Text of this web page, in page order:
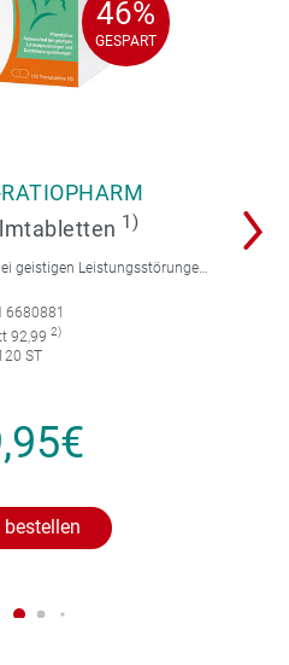
46%
GESPART
46%
GESPART
1)
Pflanzliches Arzneimittel bei geistigen Leistungsstörungen und Durchblutungsstörungen.
6680881
92,99 2)
ST